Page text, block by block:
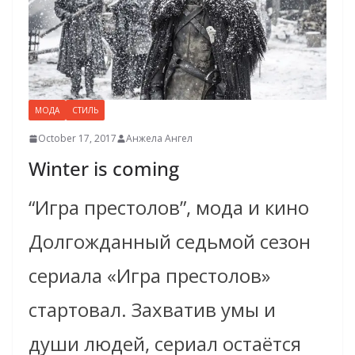
МОДА СТИЛЬ
October 17, 2017 Анжела Ангел
Winter is coming
“Игра престолов”, мода и кино
Долгожданный седьмой сезон
сериала «Игра престолов»
стартовал. Захватив умы и
души людей, сериал остаётся